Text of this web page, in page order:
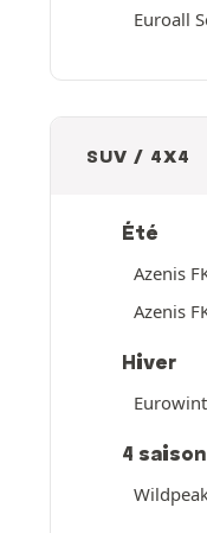
Euroall
SUV / 4X4
Été
Azenis
Azenis
Hiver
4